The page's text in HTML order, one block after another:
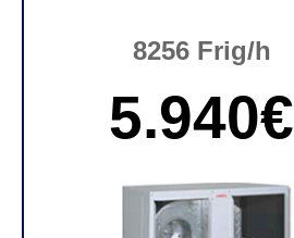
8256 Frig/h
5.940€